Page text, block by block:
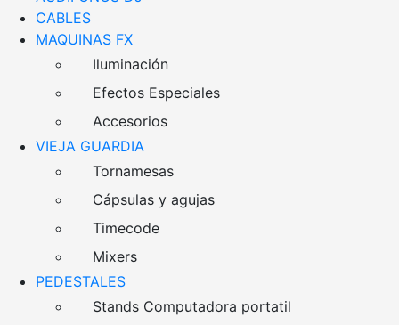
CABLES
MAQUINAS FX
Iluminación
Efectos Especiales
Accesorios
VIEJA GUARDIA
Tornamesas
Cápsulas y agujas
Timecode
Mixers
PEDESTALES
Stands Computadora portatil